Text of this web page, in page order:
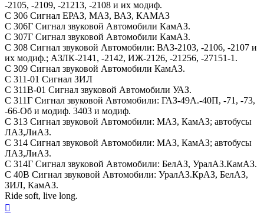
-2105, -2109, -21213, -2108 и их модиф.
С 306 Сигнал ЕРАЗ, МАЗ, ВАЗ, КАМАЗ
С 306Г Сигнал звуковой Автомобили КамАЗ.
С 307Г Сигнал звуковой Автомобили КамАЗ.
С 308 Сигнал звуковой Автомобили: ВАЗ-2103, -2106, -2107 и
их модиф.; АЗЛК-2141, -2142, ИЖ-2126, -21256, -27151-1.
С 309 Сигнал звуковой Автомобили КамАЗ.
С 311-01 Сигнал ЗИЛ
С 311В-01 Сигнал звуковой Автомобили УАЗ.
С 311Г Сигнал звуковой Автомобили: ГАЗ-49А.-40П, -71, -73,
-66-Об и модиф. 3403 и модиф.
С 313 Сигнал звуковой Автомобили: МАЗ, КамАЗ; автобусы
ЛАЗ,ЛиАЗ.
С 314 Сигнал звуковой Автомобили: МАЗ, КамАЗ; автобусы
ЛАЗ,ЛиАЗ.
С 314Г Сигнал звуковой Автомобили: БелАЗ, УралАЗ.КамАЗ.
С 40В Сигнал звуковой Автомобили: УралАЗ.КрАЗ, БелАЗ,
ЗИЛ, КамАЗ.
Ride soft, live long.